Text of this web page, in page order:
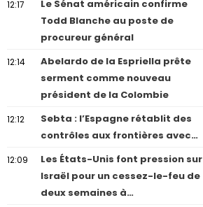
12:17
Le Sénat américain confirme
Todd Blanche au poste de
procureur général
12:14
Abelardo de la Espriella prête
serment comme nouveau
président de la Colombie
12:12
Sebta : l’Espagne rétablit des
contrôles aux frontières avec…
12:09
Les États-Unis font pression sur
Israël pour un cessez-le-feu de
deux semaines à…